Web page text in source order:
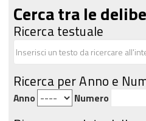
Cerca tra le
Ricerca testuale
Ricerca per Anno e
Anno Numero